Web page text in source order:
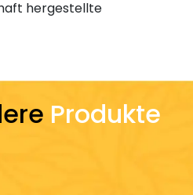
hergestellte
Produkte